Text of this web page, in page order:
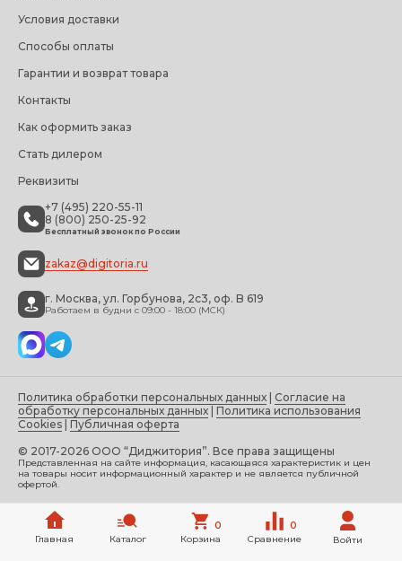
+7 (495) 220-55-11
8 (800) 250-25-92
Бесплатный звонок по России
zakaz@digitoria.ru
г. Москва, ул. Горбунова, 2с3, оф. B 619
Работаем в будни с 09:00 - 18:00 (МСК)
Условия доставки
Способы оплаты
Гарантии и возврат товара
Контакты
Как оформить заказ
Стать дилером
Реквизиты
Политика обработки персональных данных
Согласие на
обработку персональных данных Политика использования
Cookies Публичная оферта
© 2017-2026 ООО “Диджитория”. Все права защищены
Представленная на сайте информация, касающаяся характеристик и цен
на товары носит информационный характер и не является публичной
офертой.
Главная Каталог
0
Корзина
0
Сравнение
Войти